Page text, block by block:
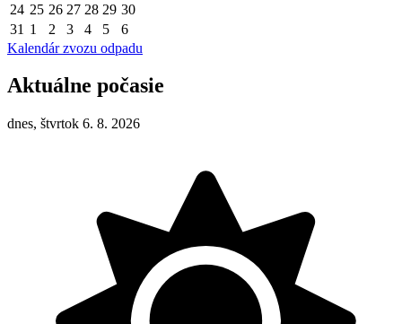
24 25 26 27 28 29 30
31 1 2 3 4 5
6
Kalendár zvozu odpadu
Aktuálne počasie
dnes, štvrtok 6. 8. 2026